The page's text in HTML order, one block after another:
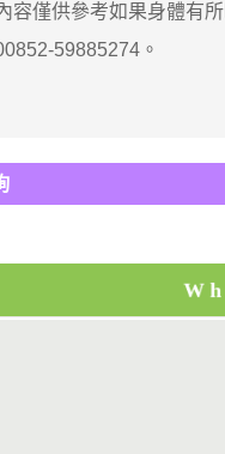
供參考如果身體有所
59885274。